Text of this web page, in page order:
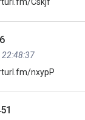
Cskjf
nxypP